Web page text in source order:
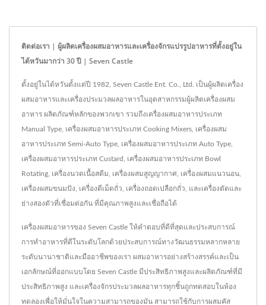
ติดต่อเรา | ผู้ผลิตเครื่องผสมอาหารและเครื่องจักรแปรรูปอาหารที่ตั้งอยู่ใน
ไต้หวันมากว่า 30 ปี | Seven Castle
ตั้งอยู่ในไต้หวันตั้งแต่ปี 1982, Seven Castle Ent. Co., Ltd. เป็นผู้ผลิตเครื่อง
ผสมอาหารและเครื่องประมวลผลอาหารในอุตสาหกรรมผู้ผลิตเครื่องผสม
อาหาร ผลิตภัณฑ์หลักของพวกเขา รวมถึงเครื่องผสมอาหารประเภท
Manual Type, เครื่องผสมอาหารประเภท Cooking Mixers, เครื่องผสม
อาหารประเภท Semi-Auto Type, เครื่องผสมอาหารประเภท Auto Type,
เครื่องผสมอาหารประเภท Custard, เครื่องผสมอาหารประเภท Bowl
Rotating, เครื่องนวดเนื้อสตีม, เครื่องผสมสูญญากาศ, เครื่องผสมแนวนอน,
เครื่องผสมขนมปัง, เครื่องตีเม็ดถั่ว, เครื่องถอดเปลือกถั่ว, และเครื่องตัดและ
ย่างสองตัวที่เชื่อมต่อกัน ที่มีคุณภาพสูงและเชื่อถือได้
เครื่องผสมอาหารของ Seven Castle ให้คำตอบที่ดีที่สุดและประสบการณ์
การทำอาหารที่ดีในระดับโลกด้วยประสบการณ์ทางวัฒนธรรมหลากหลาย
ระดับนานาชาติและมืออาชีพของเรา ผสมอาหารอย่างสร้างสรรค์และเป็น
เอกลักษณ์ที่ออกแบบโดย Seven Castle มีประสิทธิภาพสูงและผลิตภัณฑ์ที่มี
ประสิทธิภาพสูง และเครื่องจักรประมวลผลอาหารทุกชิ้นถูกทดสอบในห้อง
ทดลองเพื่อให้มั่นใจในความสามารถของมัน สามารถใช้กับการผสมคัส